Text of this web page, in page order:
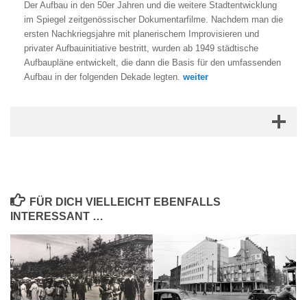
Der Aufbau in den 50er Jahren und die weitere Stadtentwicklung
im Spiegel zeitgenössischer Dokumentarfilme. Nachdem man die
ersten Nachkriegsjahre mit planerischem Improvisieren und
privater Aufbauinitiative bestritt, wurden ab 1949 städtische
Aufbaupläne entwickelt, die dann die Basis für den umfassenden
Aufbau in der folgenden Dekade legten. weiter
FÜR DICH VIELLEICHT EBENFALLS
INTERESSANT …